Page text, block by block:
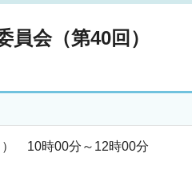
員会（第40回）
） 10時00分～12時00分